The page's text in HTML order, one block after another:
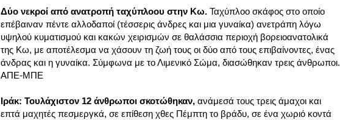
Δύο νεκροί από ανατροπή ταχύπλοου στην Κω. Ταχύπλοο σκάφος στο οποίο
επέβαιναν πέντε αλλοδαποί (τέσσερις άνδρες και μια γυναίκα) ανετράπη λόγω
υψηλού κυματισμού και κακών χειρισμών σε θαλάσσια περιοχή βορειοανατολικά
της Κω, με αποτέλεσμα να χάσουν τη ζωή τους οι δύο από τους επιβαίνοντες, ένας
άνδρας και η γυναίκα. Σύμφωνα με το Λιμενικό Σώμα, διασώθηκαν τρεις άνθρωποι.
ΑΠΕ-ΜΠΕ
Ιράκ: Τουλάχιστον 12 άνθρωποι σκοτώθηκαν, ανάμεσά τους τρεις άμαχοι και
επτά μαχητές πεσμεργκά, σε επίθεση χθες Πέμπτη το βράδυ, σε ένα χωριό κοντά